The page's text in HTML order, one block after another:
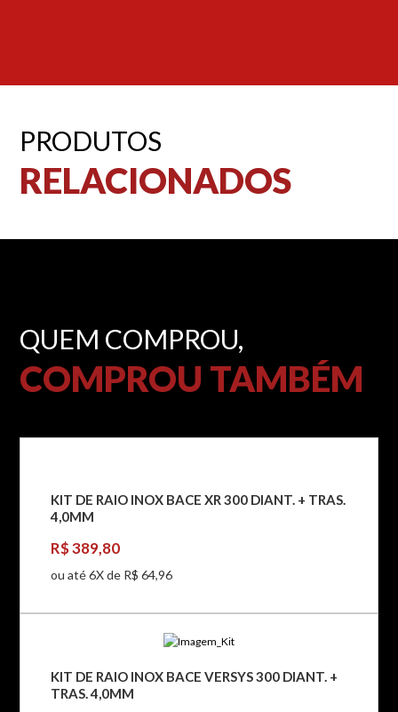
PRODUTOS
RELACIONADOS
QUEM COMPROU,
COMPROU TAMBÉM
KIT DE RAIO INOX BACE XR 300 DIANT. + TRAS.
4,0MM
R$ 389,80
ou até 6X de R$ 64,96
KIT DE RAIO INOX BACE VERSYS 300 DIANT. +
TRAS. 4,0MM